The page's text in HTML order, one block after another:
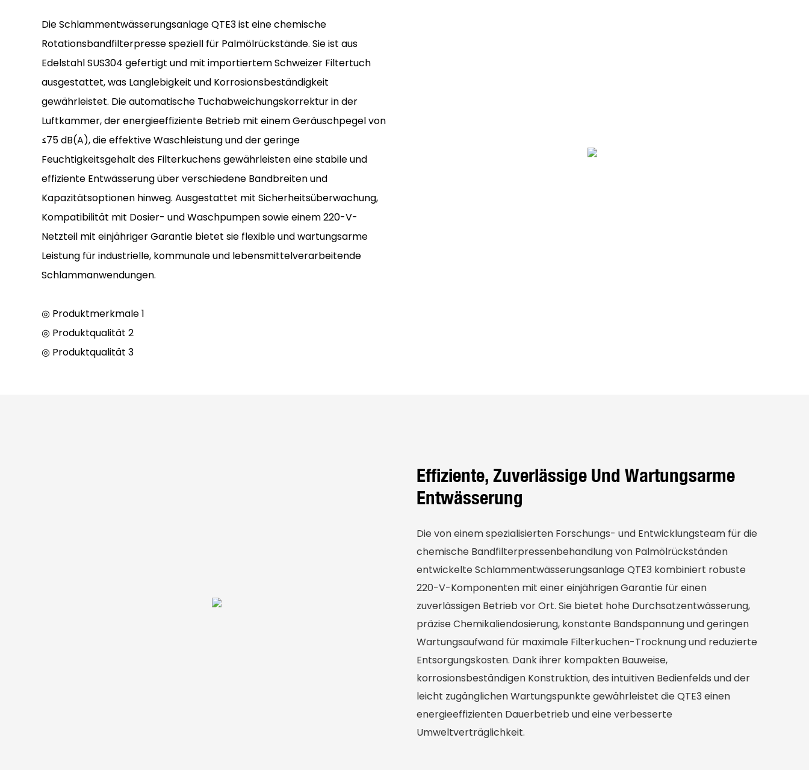
Die Schlammentwässerungsanlage QTE3 ist eine chemische
Rotationsbandfilterpresse speziell für Palmölrückstände. Sie ist aus
Edelstahl SUS304 gefertigt und mit importiertem Schweizer Filtertuch
ausgestattet, was Langlebigkeit und Korrosionsbeständigkeit
gewährleistet. Die automatische Tuchabweichungskorrektur in der
Luftkammer, der energieeffiziente Betrieb mit einem Geräuschpegel von
≤75 dB(A), die effektive Waschleistung und der geringe
Feuchtigkeitsgehalt des Filterkuchens gewährleisten eine stabile und
effiziente Entwässerung über verschiedene Bandbreiten und
Kapazitätsoptionen hinweg. Ausgestattet mit Sicherheitsüberwachung,
Kompatibilität mit Dosier- und Waschpumpen sowie einem 220-V-
Netzteil mit einjähriger Garantie bietet sie flexible und wartungsarme
Leistung für industrielle, kommunale und lebensmittelverarbeitende
Schlammanwendungen.
◎ Produktmerkmale 1
◎ Produktqualität 2
◎ Produktqualität 3
Effiziente, Zuverlässige Und Wartungsarme
Entwässerung
Die von einem spezialisierten Forschungs- und Entwicklungsteam für die
chemische Bandfilterpressenbehandlung von Palmölrückständen
entwickelte Schlammentwässerungsanlage QTE3 kombiniert robuste
220-V-Komponenten mit einer einjährigen Garantie für einen
zuverlässigen Betrieb vor Ort. Sie bietet hohe Durchsatzentwässerung,
präzise Chemikaliendosierung, konstante Bandspannung und geringen
Wartungsaufwand für maximale Filterkuchen-Trocknung und reduzierte
Entsorgungskosten. Dank ihrer kompakten Bauweise,
korrosionsbeständigen Konstruktion, des intuitiven Bedienfelds und der
leicht zugänglichen Wartungspunkte gewährleistet die QTE3 einen
energieeffizienten Dauerbetrieb und eine verbesserte
Umweltverträglichkeit.